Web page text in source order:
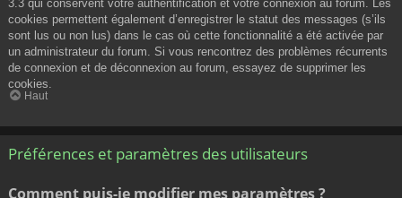
3.3 qui conservent votre authentification et votre connexion au forum. Les
cookies permettent également d’enregistrer le statut des messages (s’ils
sont lus ou non lus) dans le cas où cette fonctionnalité a été activée par
un administrateur du forum. Si vous rencontrez des problèmes récurrents
de connexion et de déconnexion au forum, essayez de supprimer les
cookies.
Haut
Préférences et paramètres des utilisateurs
Comment puis-je modifier mes paramètres ?